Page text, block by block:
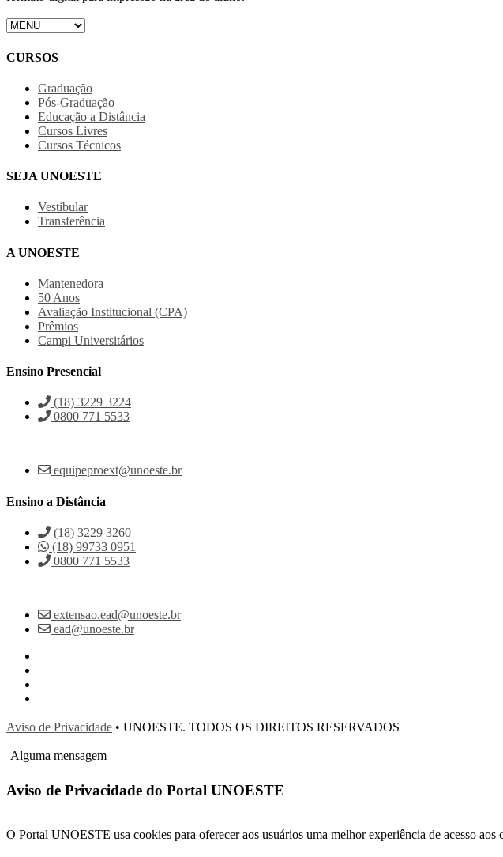
CURSOS
Graduação
Pós-Graduação
Educação a Distância
Cursos Livres
Cursos Técnicos
SEJA UNOESTE
Vestibular
Transferência
A UNOESTE
Mantenedora
50 Anos
Avaliação Institucional (CPA)
Prêmios
Campi Universitários
Ensino Presencial
(18) 3229 3224
0800 771 5533
equipeproext@unoeste.br
Ensino a Distância
(18) 3229 3260
(18) 99733 0951
0800 771 5533
extensao.ead@unoeste.br
ead@unoeste.br
Aviso de Privacidade • UNOESTE. TODOS OS DIREITOS RESERVADOS
Alguma mensagem
Aviso de Privacidade do Portal UNOESTE
O Portal UNOESTE usa cookies para oferecer aos usuários uma melhor experiência de acesso aos